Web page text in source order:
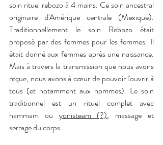
soin rituel rebozo à 4 mains. Ce soin ancestral
originaire d'Amérique centrale (Mexique).
Traditionnellement le soin Rebozo était
proposé par des femmes pour les femmes. Il
était donné aux femmes après une naissance.
Mais à travers la transmission que nous avons
reçue, nous avons à cœur de pouvoir l'ouvrir à
tous (et notamment aux hommes). Le soin
traditionnel est un rituel complet avec
hammam ou yonisteam (?), massage et
serrage du corps.